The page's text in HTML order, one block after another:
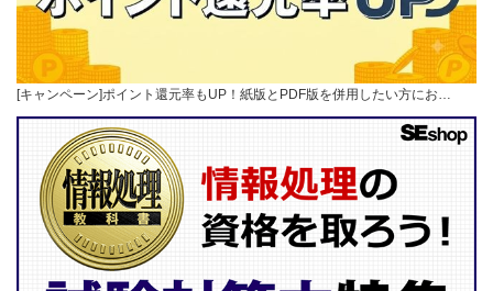
[キャンペーン]ポイント還元率もUP！紙版とPDF版を併用したい方にお…